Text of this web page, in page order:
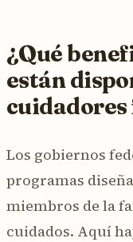
¿Qué
están
Los gobiernos
programas
miembros de la
cuidados. Aquí